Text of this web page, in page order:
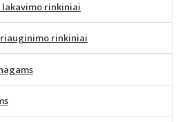
lakavimo rinkiniai
rinkiniai